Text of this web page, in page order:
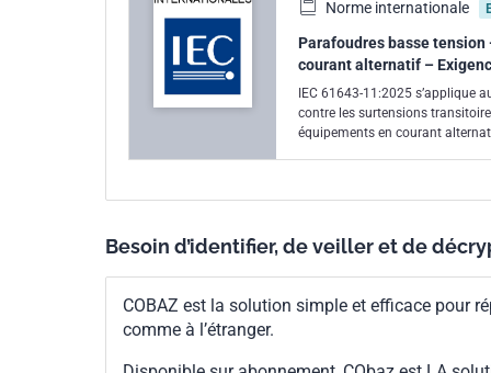
Norme internationale
Parafoudres basse tension
courant alternatif –
IEC 61643-11:2025 s’applique
contre les surtensions
équipements en courant
d’alimentation présentant une
courant de court-circuit prévu,
document aux parafoudres
Besoin d’identifier, de veiller et de
COBAZ est la solution simple et efficace pour
comme à l’étranger.